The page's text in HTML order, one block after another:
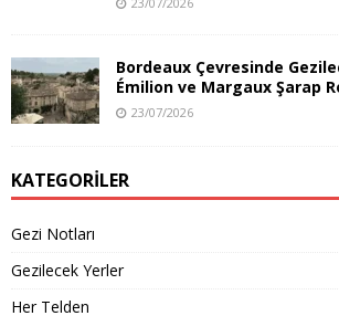
Bordeaux Çevresinde
Émilion ve Margaux Şarap
23/07/2026
KATEGORILER
Gezi Notları
Gezilecek Yerler
Her Telden